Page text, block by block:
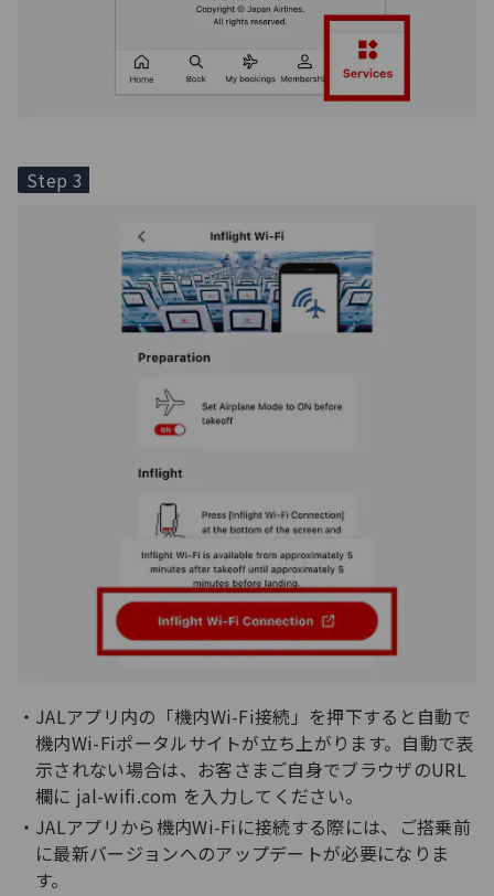
Step 3
JALアプリ内の「機内Wi-Fi接続」を押下すると自動で
機内Wi-Fiポータルサイトが立ち上がります。自動で表
示されない場合は、お客さまご自身でブラウザのURL
欄に jal-wifi.com を入力してください。
JALアプリから機内Wi-Fiに接続する際には、ご搭乗前
に最新バージョンへのアップデートが必要になりま
す。